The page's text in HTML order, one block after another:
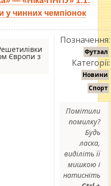
у чинних чемпіонок
Європи з
Позначення:
Футзал
Категорії:
Новини
Спорт
Помітили
помилку?
Будь
ласка,
виділіть її
мишкою і
натисніть